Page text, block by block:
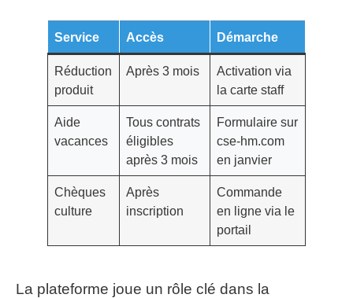
Service Accès Démarche
Réduction
produit
Après 3 mois
Activation via
la carte staff
Aide
vacances
Tous contrats
éligibles
après 3 mois
Formulaire sur
cse-hm.com
en janvier
Chèques
culture
Après
inscription
Commande
en ligne via le
portail
La plateforme joue un rôle clé dans la